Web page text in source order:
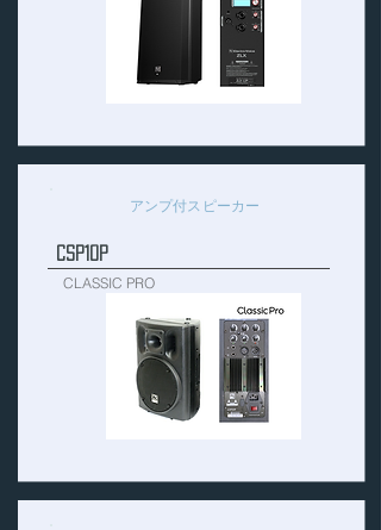
アンプ付スピーカー
CSP10P
CLASSIC PRO